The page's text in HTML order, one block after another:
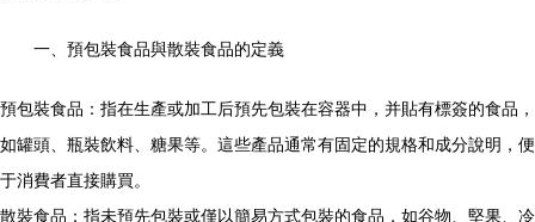
一、預包裝食品與散裝食品的定義
預包裝食品：指在生產或加工后預先包裝在容器中，并貼有標簽的食品，
如罐頭、瓶裝飲料、糖果等。這些產品通常有固定的規格和成分說明，便
于消費者直接購買。
散裝食品：指未預先包裝或僅以簡易方式包裝的食品，如谷物、堅果、冷